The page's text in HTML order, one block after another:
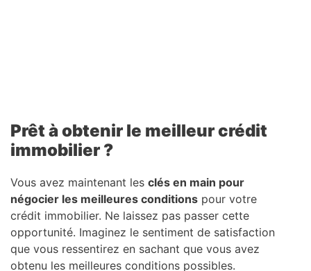
Prêt à obtenir le meilleur crédit
immobilier ?
Vous avez maintenant les clés en main pour
négocier les meilleures conditions pour votre
crédit immobilier. Ne laissez pas passer cette
opportunité. Imaginez le sentiment de satisfaction
que vous ressentirez en sachant que vous avez
obtenu les meilleures conditions possibles.